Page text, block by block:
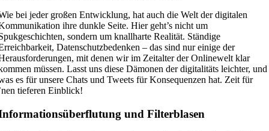
bei jeder großen Entwicklung, hat auch die Welt der digitalen
ihre dunkle Seite. Hier geht’s nicht um
sondern um knallharte Realität. Ständige
Datenschutzbedenken – das sind nur einige der
mit denen wir im Zeitalter der Onlinewelt klar
müssen. Lasst uns diese Dämonen der digitalitäts leichter, und
es für unsere Chats und Tweets für Konsequenzen hat. Zeit für
tieferen Einblick!
und Filterblasen